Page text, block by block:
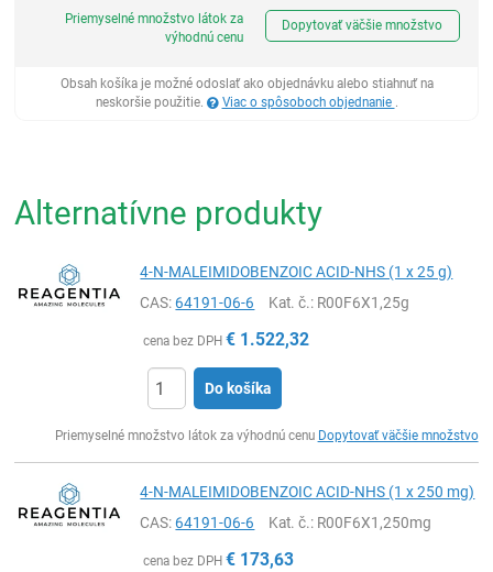
Priemyselné množstvo látok za
výhodnú cenu
Dopytovať väčšie množstvo
Obsah košíka je možné odoslať ako objednávku alebo stiahnuť na
neskoršie použitie.
Viac o spôsoboch objednanie .
Alternatívne produkty
4-N-MALEIMIDOBENZOIC ACID-NHS (1 x 25 g)
CAS:64191-06-6 Kat. č.: R00F6X1,25g
cena bez DPH € 1.522,32
Do košíka
Priemyselné množstvo látok za výhodnú cenu Dopytovať väčšie množstvo
4-N-MALEIMIDOBENZOIC ACID-NHS (1 x 250 mg)
CAS:64191-06-6 Kat. č.: R00F6X1,250mg
cena bez DPH € 173,63